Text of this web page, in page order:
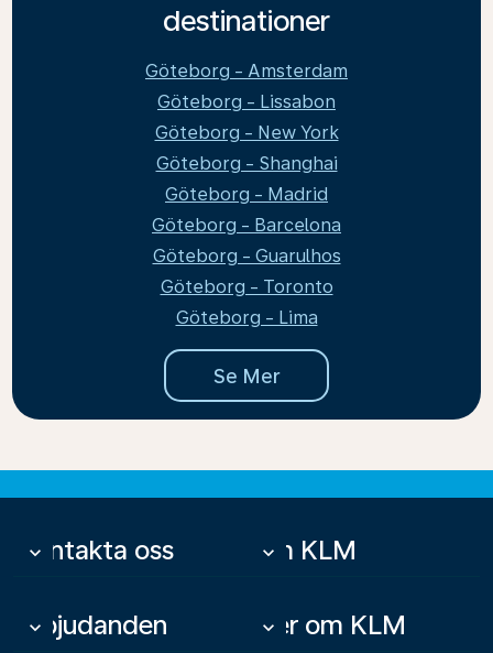
destinationer
Göteborg - Amsterdam
Göteborg - Lissabon
Göteborg - New York
Göteborg - Shanghai
Göteborg - Madrid
Göteborg - Barcelona
Göteborg - Guarulhos
Göteborg - Toronto
Göteborg - Lima
Se Mer
Kontakta oss
keyboard_arrow_down Om KLM
keyboard_arrow_down
Erbjudanden
keyboard_arrow_down Mer om KLM
keyboard_arrow_down